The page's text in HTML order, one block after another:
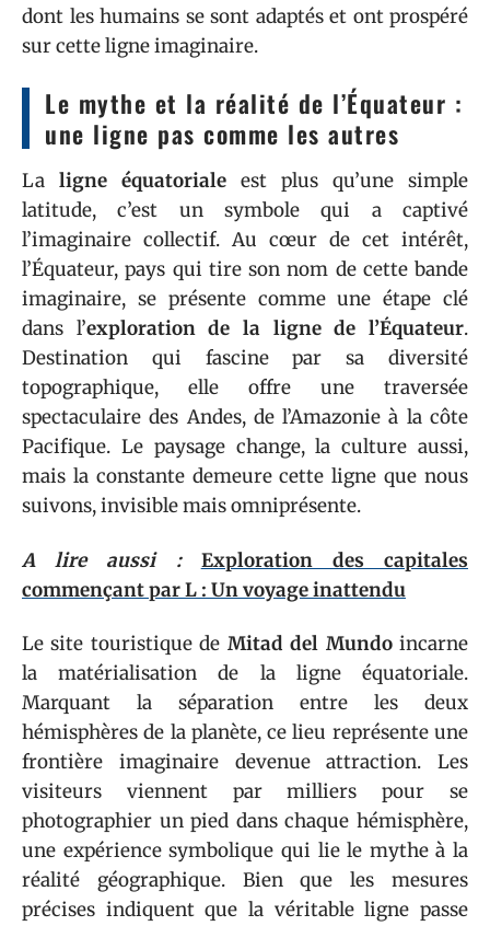
dont les humains se sont adaptés et ont prospéré
sur cette ligne imaginaire.
Le mythe et la réalité de l’Équateur :
une ligne pas comme les autres
La ligne équatoriale est plus qu’une simple
latitude, c’est un symbole qui a captivé
l’imaginaire collectif. Au cœur de cet intérêt,
l’Équateur, pays qui tire son nom de cette bande
imaginaire, se présente comme une étape clé
dans l’exploration de la ligne de l’Équateur.
Destination qui fascine par sa diversité
topographique, elle offre une traversée
spectaculaire des Andes, de l’Amazonie à la côte
Pacifique. Le paysage change, la culture aussi,
mais la constante demeure cette ligne que nous
suivons, invisible mais omniprésente.
A lire aussi :
Exploration des capitales
commençant par L : Un voyage inattendu
Le site touristique de Mitad del Mundoincarne
la matérialisation de la ligne équatoriale.
Marquant la séparation entre les deux
hémisphères de la planète, ce lieu représente une
frontière imaginaire devenue attraction. Les
visiteurs viennent par milliers pour se
photographier un pied dans chaque hémisphère,
une expérience symbolique qui lie le mythe à la
réalité géographique. Bien que les mesures
précises indiquent que la véritable ligne passe